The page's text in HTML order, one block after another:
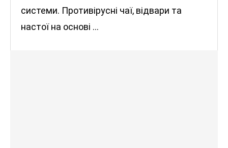
системи. Противірусні чаї, відвари та
настої на основі …